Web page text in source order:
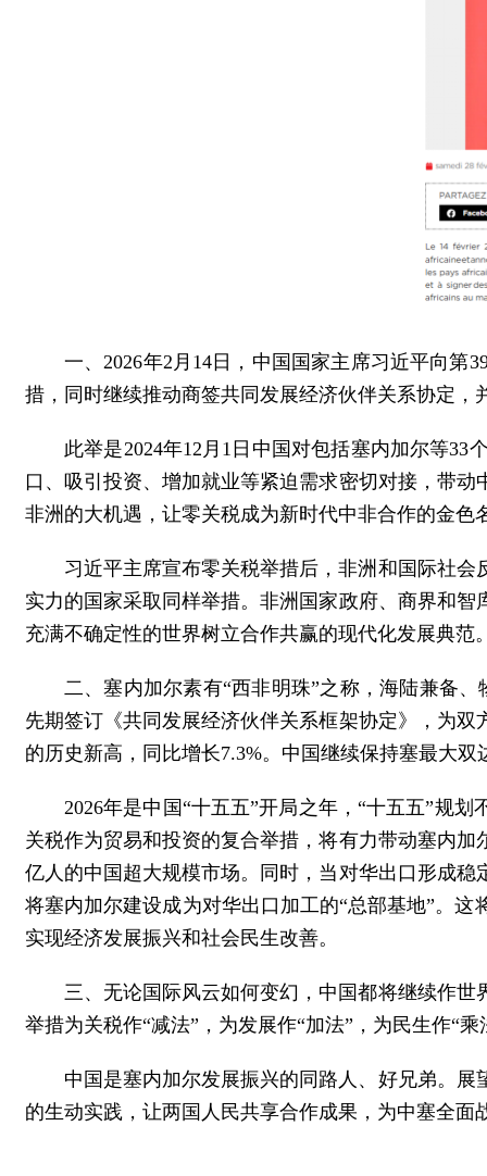
一、2026年2月14日，中国国家主席习近平向第
措，同时继续推动商签共同发展经济伙伴关系协定
此举是2024年12月1日中国对包括塞内加尔等
口、吸引投资、增加就业等紧迫需求密切对接，带
非洲的大机遇，让零关税成为新时代中非合作的金色
习近平主席宣布零关税举措后，非洲和国际社
实力的国家采取同样举措。非洲国家政府、商界和
充满不确定性的世界树立合作共赢的现代化发展典范
二、塞内加尔素有“西非明珠”之称，海陆兼备
先期签订《共同发展经济伙伴关系框架协定》，为
的历史新高，同比增长7.3%。中国继续保持塞最大双
2026年是中国“十五五”开局之年，“十五五”规
关税作为贸易和投资的复合举措，将有力带动塞内
亿人的中国超大规模市场。同时，当对华出口形成
将塞内加尔建设成为对华出口加工的“总部基地”。
实现经济发展振兴和社会民生改善。
三、无论国际风云如何变幻，中国都将继续作
举措为关税作“减法”，为发展作“加法”，为民生作“
中国是塞内加尔发展振兴的同路人、好兄弟。
的生动实践，让两国人民共享合作成果，为中塞全